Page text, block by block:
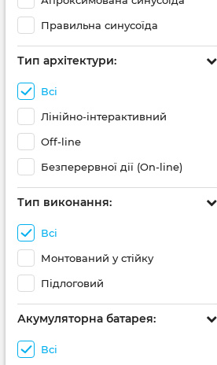
Правильна синусоїда
Тип архітектури:
Всі
Лінійно-інтерактивний
Off-line
Безперервної дії (On-line)
Тип виконання:
Всі
Монтований у стійку
Підлоговий
Акумуляторна батарея:
Всі